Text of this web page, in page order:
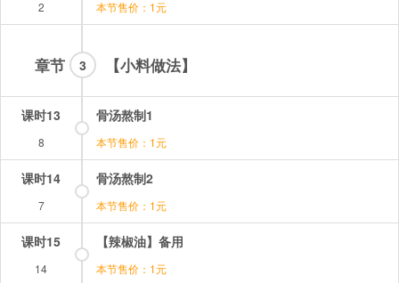
2 本节售价：1元
章节 【小料做法】
3
课时13
8
骨汤熬制1
本节售价：1元
课时14
7
骨汤熬制2
本节售价：1元
课时15
14
【辣椒油】备用
本节售价：1元